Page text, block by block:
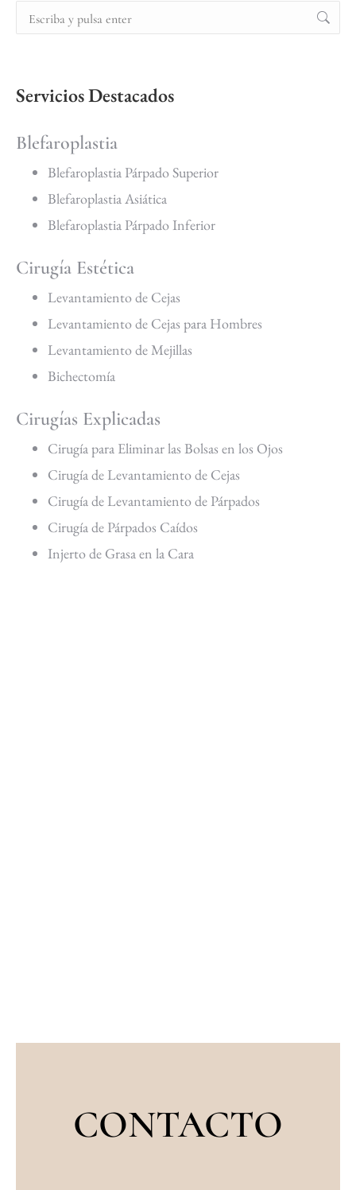
Servicios Destacados
Blefaroplastia
Blefaroplastia Párpado Superior
Blefaroplastia Asiática
Blefaroplastia Párpado Inferior
Cirugía Estética
Levantamiento de Cejas
Levantamiento de Cejas para Hombres
Levantamiento de Mejillas
Bichectomía
Cirugías Explicadas
Cirugía para Eliminar las Bolsas en los Ojos
Cirugía de Levantamiento de Cejas
Cirugía de Levantamiento de Párpados
Cirugía de Párpados Caídos
Injerto de Grasa en la Cara
CONTACTO